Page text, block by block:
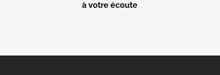
à votre écoute